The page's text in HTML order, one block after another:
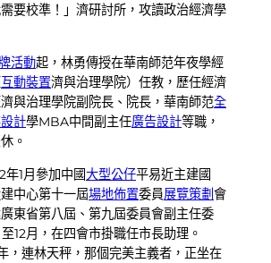
要校準！」濟研討所，攻讀政治經濟學
活動起，林勇傳授在華南師范年夜學經
互動裝置濟與治理學院）任教，歷任經濟
與治理學院副院長、院長，華南師范全
計學MBA中間副主任廣告設計等職，
。
1月參加中國大型公仔平易近主建國
中心第十一屆場地佈置委員展覽策劃會
東省第八屆、第九屆委員會副主任委
12月，在四會市掛職任市長助理。
，連林天秤，那個完美主義者，正坐在